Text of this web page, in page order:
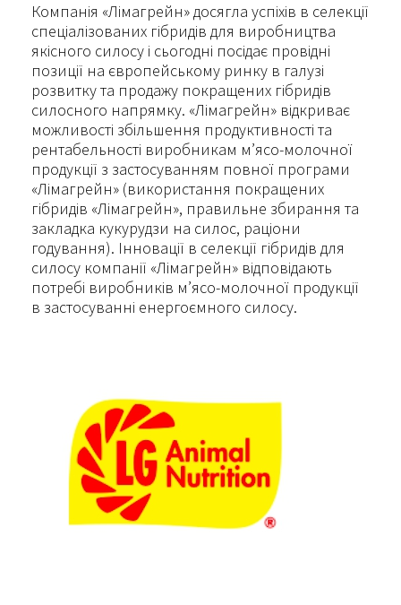
Компанія «Лімагрейн» досягла успіхів в селекції
спеціалізованих гібридів для виробництва
якісного силосу і сьогодні посідає провідні
позиції на європейському ринку в галузі
розвитку та продажу покращених гібридів
силосного напрямку. «Лімагрейн» відкриває
можливості збільшення продуктивності та
рентабельності виробникам м’ясо-молочної
продукції з застосуванням повної програми
«Лімагрейн» (використання покращених
гібридів «Лімагрейн», правильне збирання та
закладка кукурудзи на силос, раціони
годування). Інновації в селекції гібридів для
силосу компанії «Лімагрейн» відповідають
потребі виробників м’ясо-молочної продукції
в застосуванні енергоємного силосу.